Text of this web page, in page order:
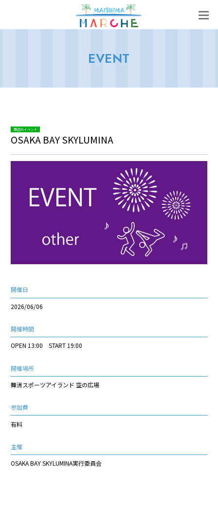
EVENT
周辺のイベント
OSAKA BAY SKYLUMINA
開催日
2026/06/06
開催時間
OPEN 13:00 START 19:00
開催場所
舞洲スポーツアイランド 空の広場
参加費
有料
主催
OSAKA BAY SKYLUMINA実行委員会